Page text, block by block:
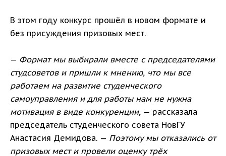
В этом году конкурс прошёл в новом формате и
без присуждения призовых мест.
— Формат мы выбирали вместе с председателями
студсоветов и пришли к мнению, что мы все
работаем на развитие студенческого
самоуправления и для работы нам не нужна
мотивация в виде конкуренции, — рассказала
председатель студенческого совета НовГУ
Анастасия Демидова. — Поэтому мы отказались от
призовых мест и провели оценку трёх